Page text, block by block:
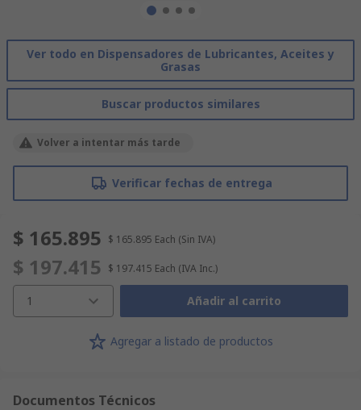
Ver todo en Dispensadores de Lubricantes, Aceites y
Grasas
Buscar productos similares
Volver a intentar más tarde
Verificar fechas de entrega
$ 165.895 $ 165.895 Each (Sin IVA)
$ 197.415 $ 197.415 Each (IVA Inc.)
1 Añadir al carrito
Agregar a listado de productos
Documentos Técnicos